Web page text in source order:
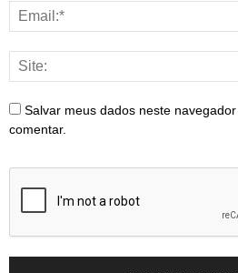
Salvar meus dados neste
comentar.